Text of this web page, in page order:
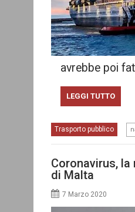
avrebbe poi
LEGGI TUTTO
Trasporto pubblico
Coronavirus,
di Malta
7 Marzo 2020